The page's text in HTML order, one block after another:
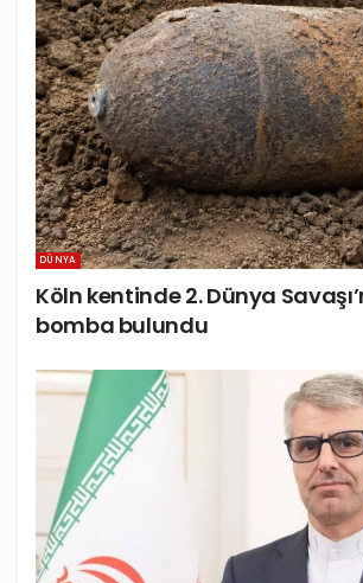
DÜNYA
Köln kentinde 2. Dünya
bomba bulundu